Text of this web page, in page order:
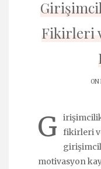
Fikirleri
ON
G
fikirleri
motivasyon